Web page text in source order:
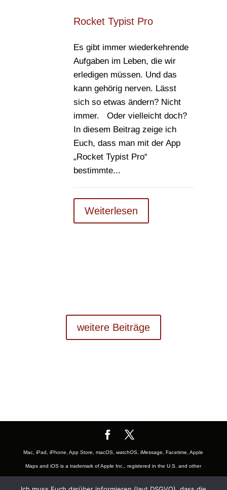
Rocket Typist Pro
Es gibt immer wiederkehrende
Aufgaben im Leben, die wir
erledigen müssen. Und das
kann gehörig nerven. Lässt
sich so etwas ändern? Nicht
immer. Oder vielleicht doch?
In diesem Beitrag zeige ich
Euch, dass man mit der App
„Rocket Typist Pro“
bestimmte...
Weiterlesen
weitere Beiträge
Mac, iPad, iPhone, App Store, macOS, watchOS, iMessage, Facetime, Apple
Maps and iOS is a trademark of Apple Inc., registered in the U.S. and other